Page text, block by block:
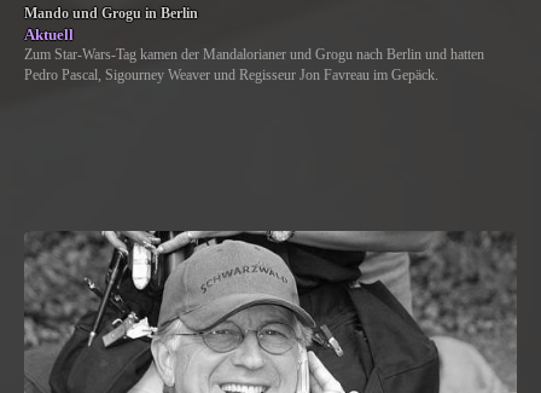
Mando und Grogu in Berlin
Aktuell
Zum Star-Wars-Tag kamen der Mandalorianer und Grogu nach Berlin und hatten
Pedro Pascal, Sigourney Weaver und Regisseur Jon Favreau im Gepäck.